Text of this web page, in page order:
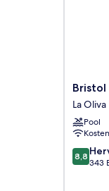
Bristol
Sunset
Beach
La
Oliva
Bristol
La Oliva
Pool
8.8
von
8,8
343